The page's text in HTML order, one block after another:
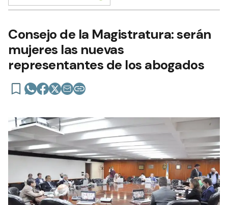
Consejo de la Magistratura: serán
mujeres las nuevas
representantes de los abogados